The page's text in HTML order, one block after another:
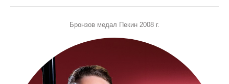
Бронзов медал Пекин 2008 г.